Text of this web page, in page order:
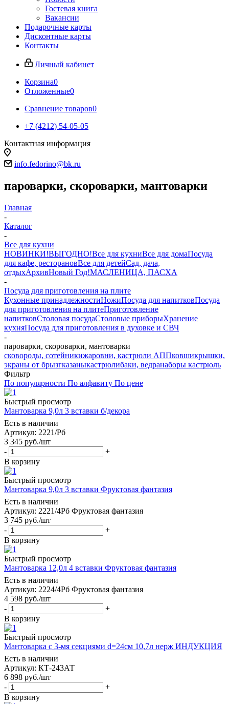
Гостевая книга
Вакансии
Подарочные карты
Дисконтные карты
Контакты
Личный кабинет
Корзина0
Отложенные0
Сравнение товаров0
+7 (4212) 54-05-05
Контактная информация
info.fedorino@bk.ru
пароварки, скороварки, мантоварки
Главная
-
Каталог
-
Все для кухни
НОВИНКИ!ВЫГОДНО!Все для кухниВсе для домаПосуда
для кафе, ресторановВсе для детейСад, дача,
отдыхАрхивНовый Год!МАСЛЕНИЦА, ПАСХА
-
Посуда для приготовления на плите
Кухонные принадлежностиНожиПосуда для напитковПосуда
для приготовления на плитеПриготовление
напитковСтоловая посудаСтоловые приборыХранение
кухняПосуда для приготовления в духовке и СВЧ
-
пароварки, скороварки, мантоварки
сковороды, сотейникижаровни, кастрюли АППковшикрышки,
экраны от брызгказаныкастрюлибаки, ведранаборы кастрюль
Фильтр
По популярности По алфавиту По цене
Быстрый просмотр
Мантоварка 9,0л 3 вставки б/декора
Есть в наличии
Артикул: 2221/Рб
3 345 руб./шт
-
+
В корзину
Быстрый просмотр
Мантоварка 9,0л 3 вставки Фруктовая фантазия
Есть в наличии
Артикул: 2221/4Рб Фруктовая фантазия
3 745 руб./шт
-
+
В корзину
Быстрый просмотр
Мантоварка 12,0л 4 вставки Фруктовая фантазия
Есть в наличии
Артикул: 2224/4Рб Фруктовая фантазия
4 598 руб./шт
-
+
В корзину
Быстрый просмотр
Мантоварка с 3-мя секциями d=24см 10,7л нерж ИНДУКЦИЯ
Есть в наличии
Артикул: КТ-243АТ
6 898 руб./шт
-
+
В корзину